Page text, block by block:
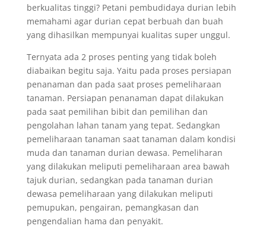
berkualitas tinggi? Petani pembudidaya durian lebih
memahami agar durian cepat berbuah dan buah
yang dihasilkan mempunyai kualitas super unggul.
Ternyata ada 2 proses penting yang tidak boleh
diabaikan begitu saja. Yaitu pada proses persiapan
penanaman dan pada saat proses pemeliharaan
tanaman. Persiapan penanaman dapat dilakukan
pada saat pemilihan bibit dan pemilihan dan
pengolahan lahan tanam yang tepat. Sedangkan
pemeliharaan tanaman saat tanaman dalam kondisi
muda dan tanaman durian dewasa. Pemeliharan
yang dilakukan meliputi pemeliharaan area bawah
tajuk durian, sedangkan pada tanaman durian
dewasa pemeliharaan yang dilakukan meliputi
pemupukan, pengairan, pemangkasan dan
pengendalian hama dan penyakit.